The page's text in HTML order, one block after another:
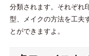
分類されます。それぞれ
型、メイクの方法を工夫
とができますよ。